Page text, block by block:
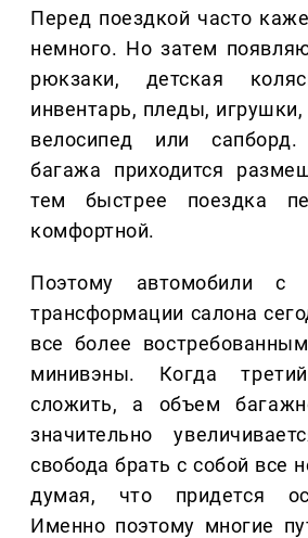
Перед поездкой часто
немного. Но затем
рюкзаки, детская
инвентарь, пледы,
велосипед или
багажа приходится
тем быстрее поездка
комфортной.
Поэтому автомобили с
трансформации салона
все более
минивэны. Когда
сложить, а объем
значительно
свобода брать с собой все
думая, что придется
Именно поэтому многие